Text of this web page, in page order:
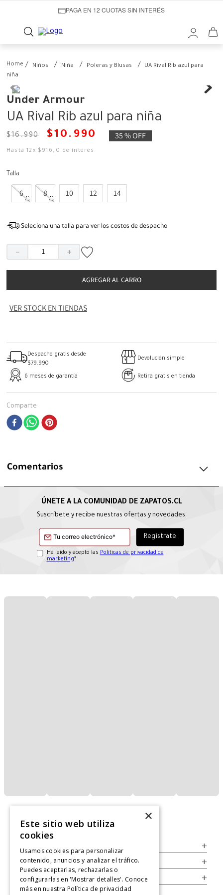
PAGA EN 12 CUOTAS SIN INTERÉS
Niños Niña Poleras y Blusas
UA Rival Rib azul para
niña
Under Armour
UA Rival Rib azul para niña
$16.990 $10 . 990 35 %OFF
Hasta12 x $ 916 ,0 de interés
Talla
6 8 10 12 14
Seleciona una talla para ver los costos de despacho
＋
－
AGREGAR AL CARRO
VER STOCK EN TIENDAS
Despacho gratis desde
$79.990
Devolución simple
6 meses de garantía Retira gratis en tienda
Comparte
Comentarios
Suscríbete y recibe nuestras ofertas y novedades.
He leído y acepto las Políticas de privacidad de
marketing*
+
Legal +
Cuenta +
×
Este sitio web utiliza
cookies
Usamos cookies para personalizar
contenido, anuncios y analizar el tráfico.
Puedes aceptarlas, rechazarlas o
configurarlas en 'Mostrar detalles'. Conoce
más en nuestra Política de privacidad